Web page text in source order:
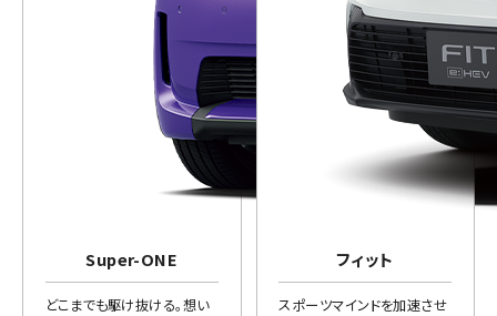
Super-ONE
どこまでも駆け抜ける。想い
フィット
スポーツマインドを加速させ